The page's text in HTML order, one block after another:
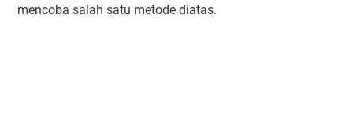
mencoba salah satu metode diatas.